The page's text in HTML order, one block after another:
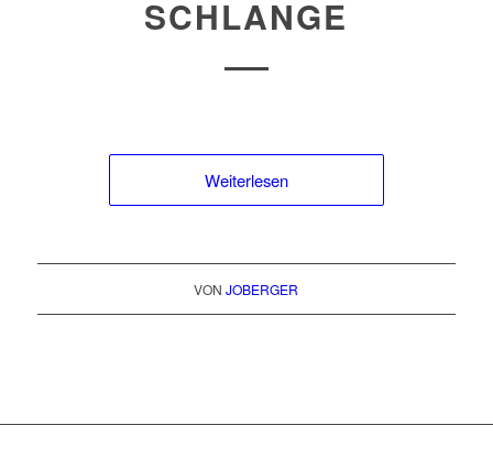
SCHLANGE
Weiterlesen
VONJOBERGER